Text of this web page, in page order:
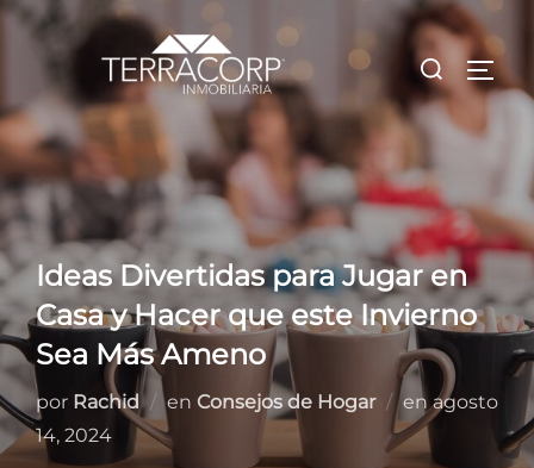
Saltar
contenido
Buscar:
Ideas Divertidas para Jugar en
Casa y Hacer que este Invierno
Sea Más Ameno
por Rachid en Consejos de Hogar enPublicado
agosto
14, 2024